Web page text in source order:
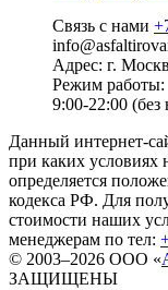
Связь с нами
Адрес: г.
Режим работы:
9:00-22:00
Данный интернет-
при каких условиях
определяется
кодекса РФ. Для
стоимости наших
менеджерам по тел:
© 2003–2026 ООО «
ЗАЩИЩЕНЫ